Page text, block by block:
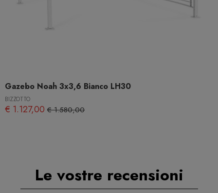
Gazebo Noah 3x3,6 Bianco LH30
BIZZOTTO
€ 1.127,00 € 1.580,00
Le vostre recensioni